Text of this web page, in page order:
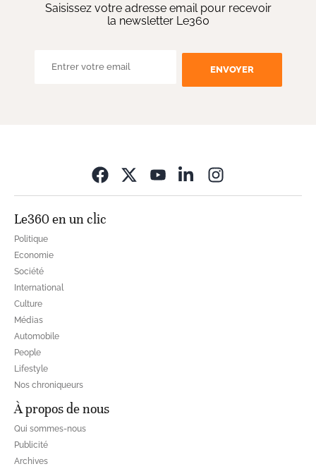
Saisissez votre adresse email pour recevoir
la newsletter Le360
ENVOYER
Le360 en un clic
Politique
Economie
Société
International
Culture
Médias
Automobile
People
Lifestyle
Nos chroniqueurs
À propos de nous
Qui sommes-nous
Publicité
Archives